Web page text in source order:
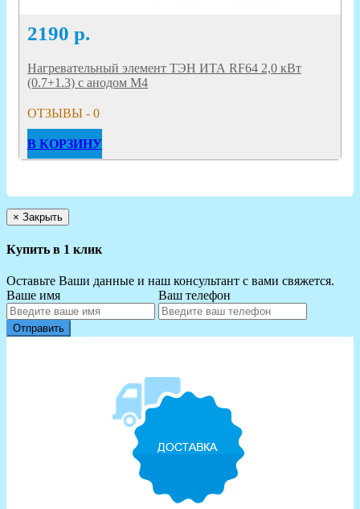
2190 р.
Нагревательный элемент ТЭН ИТА RF64 2,0 кВт
(0.7+1.3) с анодом М4
ОТЗЫВЫ - 0
В КОРЗИНУ
× Закрыть
Купить в 1 клик
Оставьте Ваши данные и наш консультант с вами свяжется.
Ваше имя
Ваш телефон
Отправить